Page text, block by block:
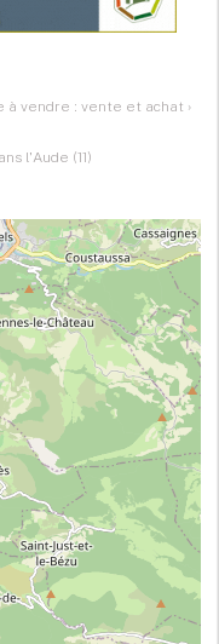
à vendre : vente et achat ›
l'Aude (11)